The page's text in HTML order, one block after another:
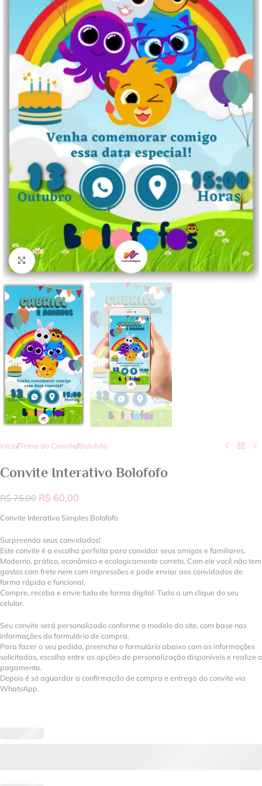
Clique para ampliar
Início/Tema do Convite/Bolofofo
Convite Interativo Bolofofo
R$75,00 R$ 60,00
Convite Interativo Simples Bolofofo
Surpreenda seus convidados!
Este convite é a escolha perfeita para convidar seus amigos e familiares.
Moderno, prático, econômico e ecologicamente correto. Com ele você não tem
gastos com frete nem com impressões e pode enviar aos convidados de
forma rápida e funcional.
Compre, receba e envie tudo de forma digital. Tudo a um clique do seu
celular.
Seu convite será personalizado conforme o modelo do site, com base nas
informações do formulário de compra.
Para fazer o seu pedido, preencha o formulário abaixo com as informações
solicitadas, escolha entre as opções de personalização disponíveis e realize o
pagamento.
Depois é só aguardar a confirmação de compra e entrega do convite via
WhatsApp.